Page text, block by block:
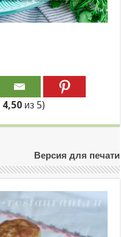
4,50 из 5)
Версия для печати